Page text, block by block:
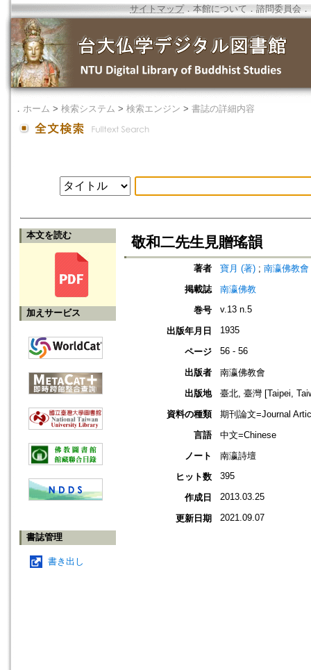
サイトマップ．本館について ． 諮問委員会 ．
． ホーム > 検索システム > 検索エンジン > 書誌の詳細内容
本文を読む
加えサービス
書誌管理
書き出し
敬和二先生見贈瑤韻
著者 寶月 (著) ; 南瀛佛教
掲載誌
南瀛佛教
巻号
v.13 n.5
出版年月日 1935
ページ 56 - 56
出版者
南瀛佛教會
出版地
臺北, 臺灣 [Taipei,
資料の種類
期刊論文=Journal
言語
中文=Chinese
ノート
南瀛詩壇
ヒット数
395
作成日 2013.03.25
更新日期 2021.09.07